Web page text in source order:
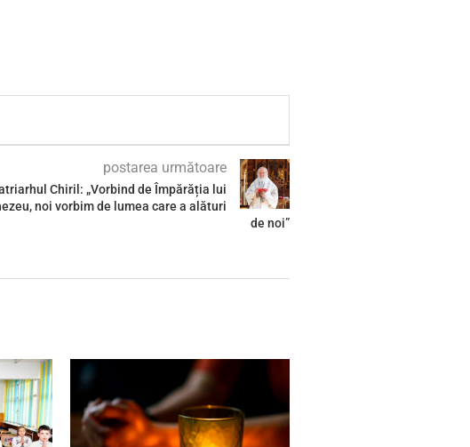
postarea următoare
Chiril: „Vorbind de Împărăția lui
noi vorbim de lumea care a alături
de noi”